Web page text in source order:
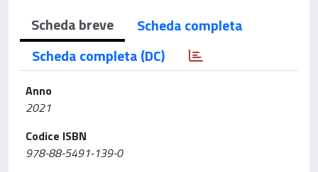
Scheda breve
Scheda completa
Scheda completa (DC)
Anno
2021
Codice ISBN
978-88-5491-139-0